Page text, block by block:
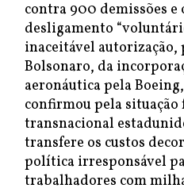
contra 900 demissões
desligamento
inaceitável autorização,
Bolsonaro, da
aeronáutica pela
confirmou pela
transnacional
transfere os custos
política irresponsável
trabalhadores com